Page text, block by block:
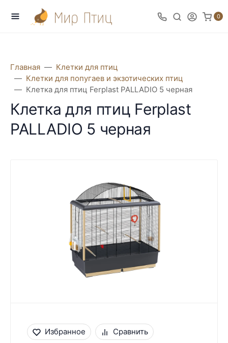
0
Главная
Клетки для птиц
Клетки для попугаев и экзотических птиц
Клетка для птиц Ferplast PALLADIO 5 черная
Клетка для птиц Ferplast
PALLADIO 5 черная
Избранное Сравнить